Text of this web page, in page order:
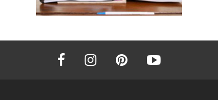
facebook instagram